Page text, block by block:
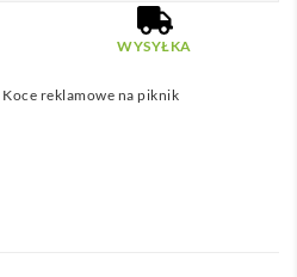
WYSYŁKA
Koce reklamowe na piknik